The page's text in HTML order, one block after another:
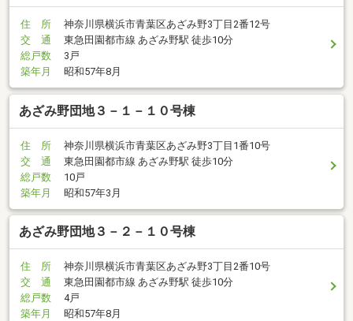
住 所
神奈川県横浜市青葉区あざみ野3丁目2番12号
交 通
東急田園都市線 あざみ野駅 徒歩10分
総戸数
3戸
築年月
昭和57年8月
あざみ野団地３－１－１０号棟
住 所
神奈川県横浜市青葉区あざみ野3丁目1番10号
交 通
東急田園都市線 あざみ野駅 徒歩10分
総戸数
10戸
築年月
昭和57年3月
あざみ野団地３－２－１０号棟
住 所
神奈川県横浜市青葉区あざみ野3丁目2番10号
交 通
東急田園都市線 あざみ野駅 徒歩10分
総戸数
4戸
築年月
昭和57年8月